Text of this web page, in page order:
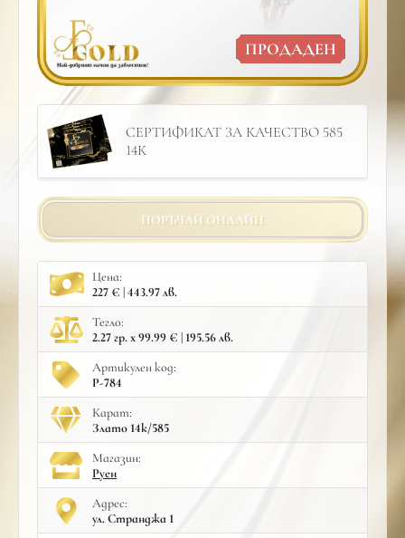
ПРОДАДЕН
СЕРТИФИКАТ ЗА КАЧЕСТВО 585
14К
ПОРЪЧАЙ ОНЛАЙН
Цена:
227 € | 443.97 лв.
Тегло:
2.27 гр. x 99.99 € | 195.56 лв.
Артикулен код:
Р-784
Карат:
Злато 14к/585
Mагазин:
Руен
Адрес:
ул. Странджа 1